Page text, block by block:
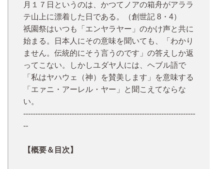
月１７日というのは、かつてノアの箱舟がアララ
テ山上に漂着した日である。（創世記 8・4）
祇園祭はいつも「エンヤラヤー」のかけ声と共に
始まる。日本人にその意味を聞いても、「わかり
ません。伝統的にそう言うのです」の答えしか返
ってこない。しかしユダヤ人には、ヘブル語で
「私はヤハウェ（神）を賛美します」を意味する
「エァニ・アーレル・ヤー」と聞こえてならな
い。
-----------------------------------------------------------------------
--
【概要＆目次】